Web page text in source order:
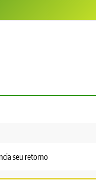
seu retorno